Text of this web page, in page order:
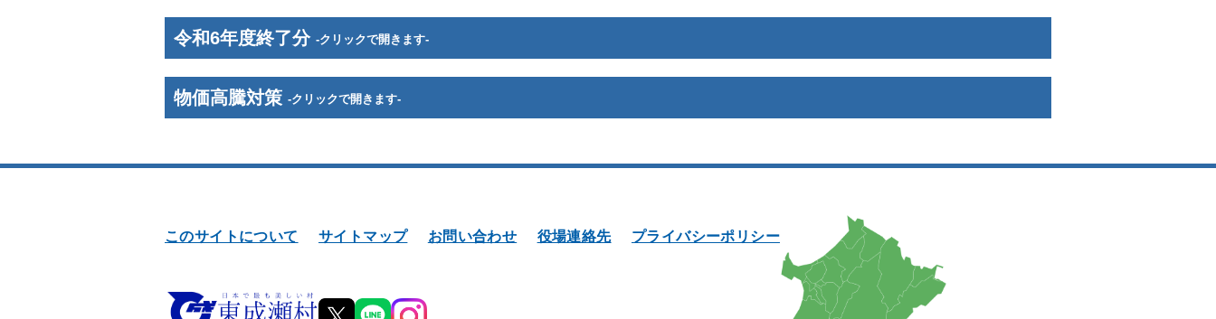
令和6年度終了分 -クリックで開きます-
物価高騰対策 -クリックで開きます-
このサイトについて サイトマップ お問い合わせ 役場連絡先 プライバシーポリシー